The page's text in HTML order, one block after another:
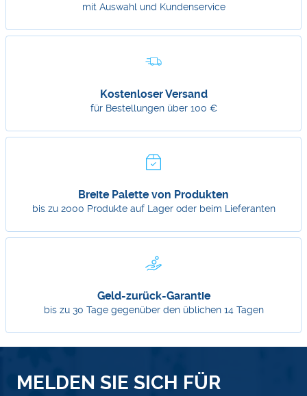
mit Auswahl und Kundenservice
Kostenloser Versand
für Bestellungen über 100 €
Breite Palette von Produkten
bis zu 2000 Produkte auf Lager oder beim Lieferanten
Geld-zurück-Garantie
bis zu 30 Tage gegenüber den üblichen 14 Tagen
MELDEN SIE SICH FÜR